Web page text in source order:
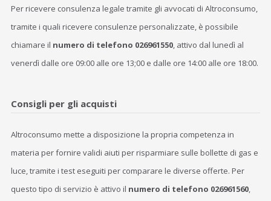
Per ricevere consulenza legale tramite gli avvocati di Altroconsumo,
tramite i quali ricevere consulenze personalizzate, è possibile
chiamare il numero di telefono 026961550, attivo dal lunedì al
venerdì dalle ore 09:00 alle ore 13;00 e dalle ore 14:00 alle ore 18:00.
Consigli per gli acquisti
Altroconsumo mette a disposizione la propria competenza in
materia per fornire validi aiuti per risparmiare sulle bollette di gas e
luce, tramite i test eseguiti per comparare le diverse offerte. Per
questo tipo di servizio è attivo il numero di telefono 026961560,